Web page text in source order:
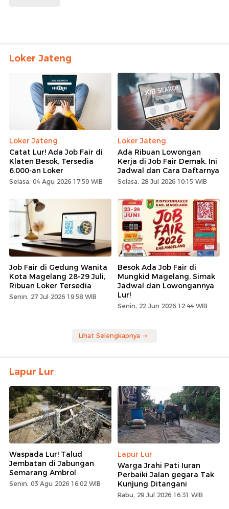
Loker Jateng
Loker Jateng
Catat Lur! Ada Job Fair di
Klaten Besok, Tersedia
6.000-an Loker
Selasa, 04 Agu 2026 17:59 WIB
Loker Jateng
Ada Ribuan Lowongan
Kerja di Job Fair Demak, Ini
Jadwal dan Cara Daftarnya
Selasa, 28 Jul 2026 10:15 WIB
Job Fair di Gedung Wanita
Kota Magelang 28-29 Juli,
Ribuan Loker Tersedia
Senin, 27 Jul 2026 19:58 WIB
Besok Ada Job Fair di
Mungkid Magelang, Simak
Jadwal dan Lowongannya
Lur!
Senin, 22 Jun 2026 12:44 WIB
Lihat Selengkapnya
Lapur Lur
Waspada Lur! Talud
Jembatan di Jabungan
Semarang Ambrol
Senin, 03 Agu 2026 16:02 WIB
Lapur Lur
Warga Jrahi Pati Iuran
Perbaiki Jalan gegara Tak
Kunjung Ditangani
Rabu, 29 Jul 2026 16:31 WIB